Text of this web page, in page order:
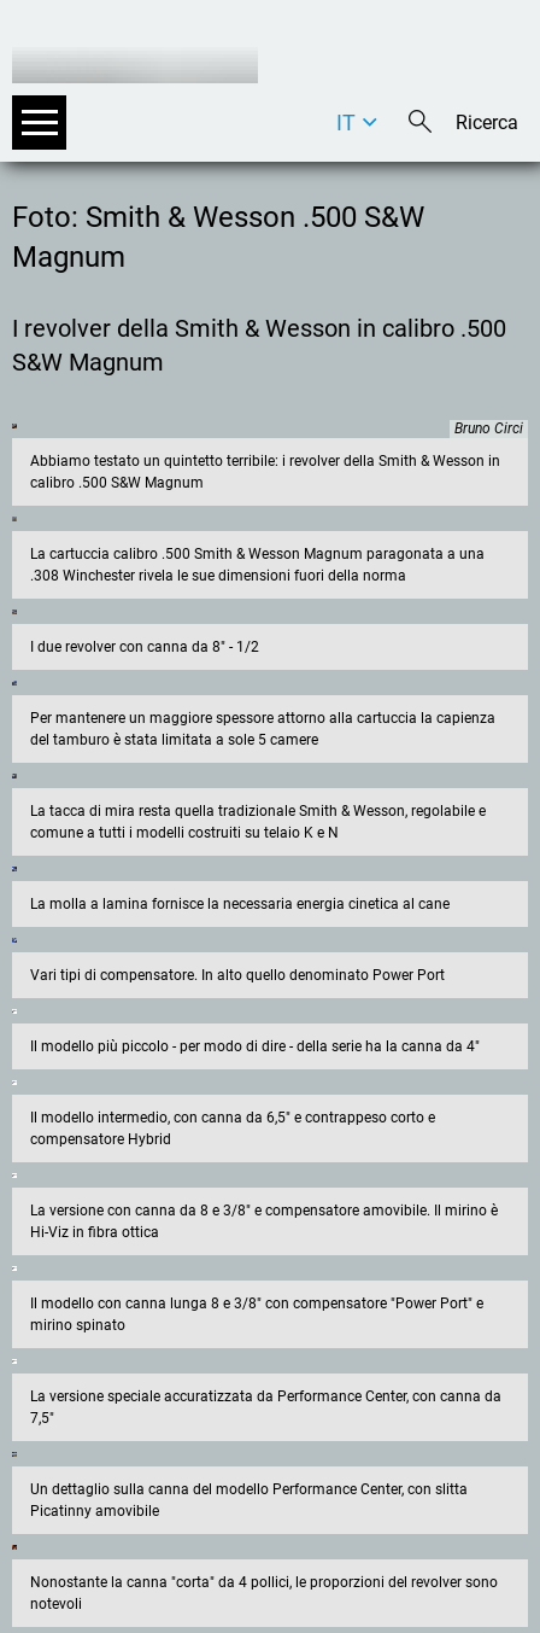
DE
IT
Foto: Smith & Wesson .500 S&W
Magnum
I revolver della Smith & Wesson in calibro .500
S&W Magnum
Bruno Circi
Abbiamo testato un quintetto terribile: i revolver della Smith & Wesson in
calibro .500 S&W Magnum
La cartuccia calibro .500 Smith & Wesson Magnum paragonata a una
.308 Winchester rivela le sue dimensioni fuori della norma
I due revolver con canna da 8" - 1/2
Per mantenere un maggiore spessore attorno alla cartuccia la capienza
del tamburo è stata limitata a sole 5 camere
La tacca di mira resta quella tradizionale Smith & Wesson, regolabile e
comune a tutti i modelli costruiti su telaio K e N
La molla a lamina fornisce la necessaria energia cinetica al cane
Vari tipi di compensatore. In alto quello denominato Power Port
Il modello più piccolo - per modo di dire - della serie ha la canna da 4"
Il modello intermedio, con canna da 6,5" e contrappeso corto e
compensatore Hybrid
La versione con canna da 8 e 3/8" e compensatore amovibile. Il mirino è
Hi-Viz in fibra ottica
Il modello con canna lunga 8 e 3/8" con compensatore "Power Port" e
mirino spinato
La versione speciale accuratizzata da Performance Center, con canna da
7,5"
Un dettaglio sulla canna del modello Performance Center, con slitta
Picatinny amovibile
Nonostante la canna "corta" da 4 pollici, le proporzioni del revolver sono
notevoli